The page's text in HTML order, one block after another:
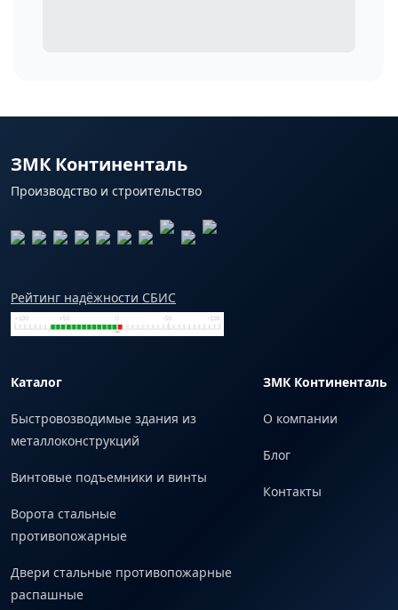
ЗМК Континенталь
Производство и строительство
Рейтинг надёжности СБИС
Каталог
Быстровозводимые здания из
металлоконструкций
Винтовые подъемники и винты
Ворота стальные
противопожарные
Двери стальные противопожарные
распашные
ЗМК Континенталь
О компании
Блог
Контакты